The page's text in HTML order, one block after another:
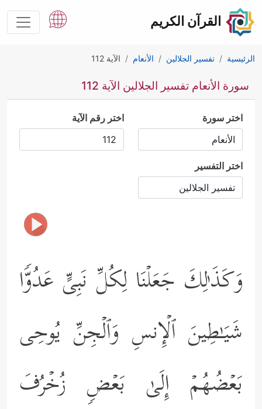
القرآن الكريم
الرئيسية تفسير الجلالين الأنعام الآية 112
سورة الأنعام تفسير الجلالين الآية 112
اختر سورة اختر رقم الآية
اختر التفسير
وَكَذَ ٰ⁠لِكَ جَعَلۡنَا لِكُلِّ نَبِیٍّ عَدُوࣰّا
شَیَـٰطِینَ ٱلۡإِنسِ وَٱلۡجِنِّ یُوحِی
بَعۡضُهُمۡ إِلَىٰ بَعۡضࣲ زُخۡرُفَ